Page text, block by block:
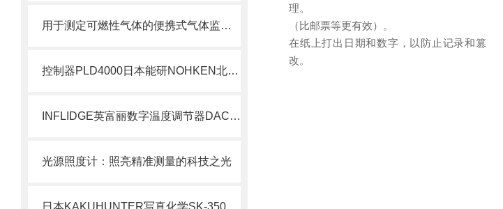
用于测定可燃性气体的便携式气体监测仪GX-8000
控制器PLD4000日本能研NOHKEN北崎销售
INFLIDGE英富丽数字温度调节器DAC-8E
光源照度计：照亮精准测量的科技之光
理。
（比邮票等更有效）。
在纸上打出日期和数字，以防止记录和篡
改。